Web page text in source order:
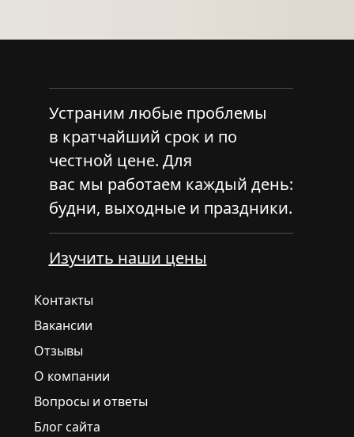
Устраним любые проблемы
в кратчайший срок и по
честной цене. Для
вас мы работаем каждый день:
будни, выходные и праздники.
Изучить наши цены
Контакты
Вакансии
Отзывы
О компании
Вопросы и ответы
Блог сайта